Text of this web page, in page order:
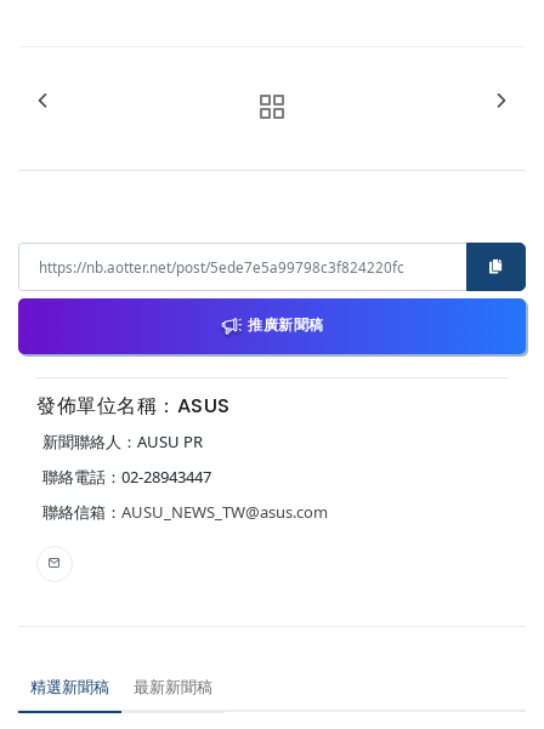
推廣新聞稿
發佈單位名稱：ASUS
新聞聯絡人：AUSU PR
聯絡電話：02-28943447
聯絡信箱： AUSU_NEWS_TW@asus.com
精選新聞稿 最新新聞稿